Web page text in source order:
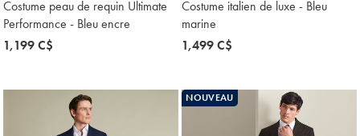
Costume peau de requin Ultimate
Performance - Bleu encre
now
1,199 C$
Costume italien de luxe - Bleu
marine
now
1,499 C$
NOUVEAU